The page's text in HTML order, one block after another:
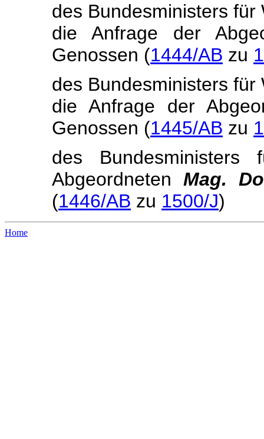
des Bundesministers
die Anfrage der
Genossen (1444/AB zu
des Bundesministers
die Anfrage der
Genossen (1445/AB zu
des
Abgeordneten Mag.
(1446/AB zu 1500/J)
Home